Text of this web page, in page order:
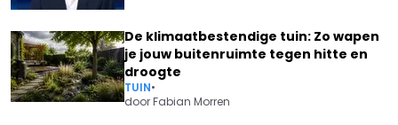
De klimaatbestendige tuin: Zo wapen
je jouw buitenruimte tegen hitte en
droogte
TUIN•
doorFabian Morren